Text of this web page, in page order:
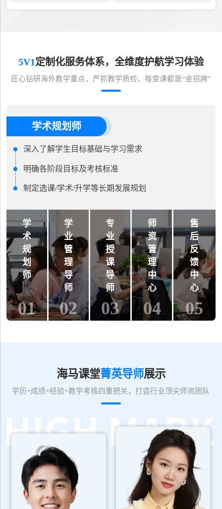
5V1定制化服务体系，全维度护航学习体验
匠心钻研海外教学重点，严抓教学质检，每堂课都是“金招牌”
学术规划师
深入了解学生目标基础与学习需求
明确各阶段目标及考核标准
制定选课/学术/升学等长期发展规划
学
术
规
划
师
01
学
业
管
理
导
师
02
专
业
授
课
导
师
03
师
资
管
理
中
心
04
售
后
反
馈
中
心
05
海马课堂菁英导师展示
学历+成绩+经验+教学考核四重把关，打造行业顶尖师资团队